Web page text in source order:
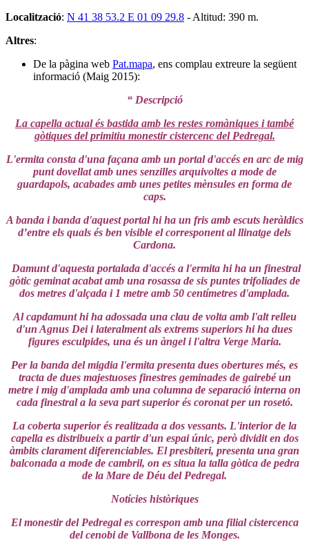
Localització: N 41 38 53.2 E 01 09 29.8 - Altitud: 390 m.
Altres:
De la pàgina web Pat.mapa, ens complau extreure la següent
informació (Maig 2015):
“ Descripció
La capella actual és bastida amb les restes romàniques i també
gòtiques del primitiu monestir cistercenc del Pedregal.
L'ermita consta d'una façana amb un portal d'accés en arc de mig
punt dovellat amb unes senzilles arquivoltes a mode de
guardapols, acabades amb unes petites mènsules en forma de
caps.
A banda i banda d'aquest portal hi ha un fris amb escuts heràldics
d’entre els quals és ben visible el corresponent al llinatge dels
Cardona.
Damunt d'aquesta portalada d'accés a l'ermita hi ha un finestral
gòtic geminat acabat amb una rosassa de sis puntes trifoliades de
dos metres d'alçada i 1 metre amb 50 centímetres d'amplada.
Al capdamunt hi ha adossada una clau de volta amb l'alt relleu
d'un Agnus Dei i lateralment als extrems superiors hi ha dues
figures esculpides, una és un àngel i l'altra Verge Maria.
Per la banda del migdia l'ermita presenta dues obertures més, es
tracta de dues majestuoses finestres geminades de gairebé un
metre i mig d'amplada amb una columna de separació interna on
cada finestral a la seva part superior és coronat per un rosetó.
La coberta superior és realitzada a dos vessants. L'interior de la
capella es distribueix a partir d'un espai únic, però dividit en dos
àmbits clarament diferenciables. El presbiteri, presenta una gran
balconada a mode de cambril, on es situa la talla gòtica de pedra
de la Mare de Déu del Pedregal.
Notícies històriques
El monestir del Pedregal es correspon amb una filial cistercenca
del cenobi de Vallbona de les Monges.